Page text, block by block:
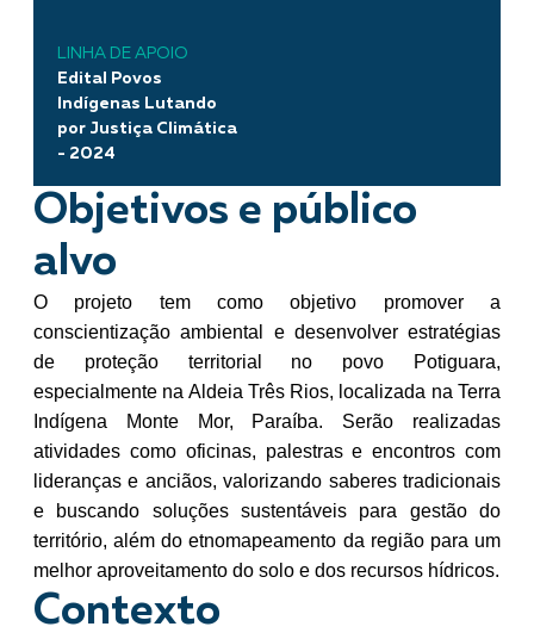
LINHA DE APOIO
Edital Povos
Indígenas Lutando
por Justiça Climática
- 2024
Objetivos e público
alvo
O projeto tem como objetivo promover a
conscientização ambiental e desenvolver estratégias
de proteção territorial no povo Potiguara,
especialmente na Aldeia Três Rios, localizada na Terra
Indígena Monte Mor, Paraíba. Serão realizadas
atividades como oficinas, palestras e encontros com
lideranças e anciãos, valorizando saberes tradicionais
e buscando soluções sustentáveis para gestão do
território, além do etnomapeamento da região para um
melhor aproveitamento do solo e dos recursos hídricos.
Contexto